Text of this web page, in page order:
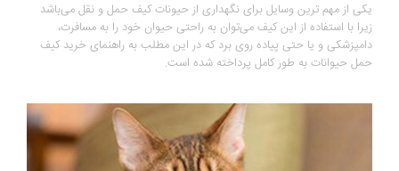
یکی از مهم ترین وسایل برای نگهداری از حیونات کیف حمل و نقل می‌باشد
زیرا با استفاده از این کیف می‌توان به راحتی حیوان خود را به مسافرت،
دامپزشکی و یا حتی پیاده روی برد که در این مطلب به راهنمای خرید کیف
حمل حیوانات به طور کامل پرداخته شده است.